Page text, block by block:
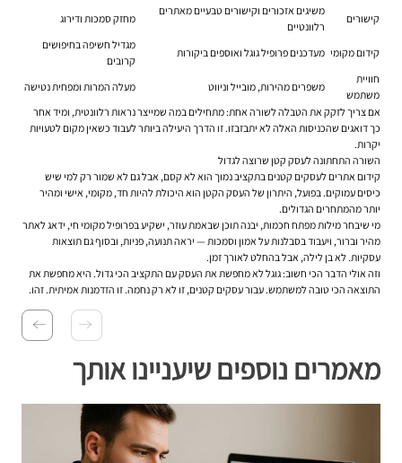
קישורים
משיגים אזכורים וקישורים טבעיים מאתרים
רלוונטיים
מחזק סמכות ודירוג
קידום מקומי מעדכנים פרופיל גוגל ואוספים ביקורות
מגדיל חשיפה בחיפושים
קרובים
חוויית
משתמש
משפרים מהירות, מובייל וניווט
מעלה המרות ומפחית נטישה
אם צריך לזקק את הטבלה לשורה אחת: מתחילים במה שמייצר נראות רלוונטית, ומיד אחר
כך דואגים שהכניסות האלה לא יתבזבזו. זו הדרך היעילה ביותר לעבוד כשאין מקום לטעויות
יקרות.
השורה התחתונה לעסק קטן שרוצה לגדול
קידום אתרים לעסקים קטנים בתקציב נמוך הוא לא קסם, אבל גם לא שמור רק למי שיש
כיסים עמוקים. בפועל, היתרון של העסק הקטן הוא היכולת להיות חד, מקומי, אישי ומהיר
יותר מהמתחרים הגדולים.
מי שיבחר מילות מפתח חכמות, יבנה תוכן שבאמת עוזר, ישקיע בפרופיל מקומי חי, ידאג לאתר
מהיר וברור, ויעבוד בסבלנות על אמון וסמכות — יראה תנועה, פניות, ובסוף גם תוצאות
עסקיות. לא בן לילה, אבל בהחלט לאורך זמן.
וזה אולי הדבר הכי חשוב: גוגל לא מחפשת את העסק עם התקציב הכי גדול. היא מחפשת את
התוצאה הכי טובה למשתמש. עבור עסקים קטנים, זו לא רק נחמה. זו הזדמנות אמיתית. זהו.
מאמרים נוספים שיעניינו אותך